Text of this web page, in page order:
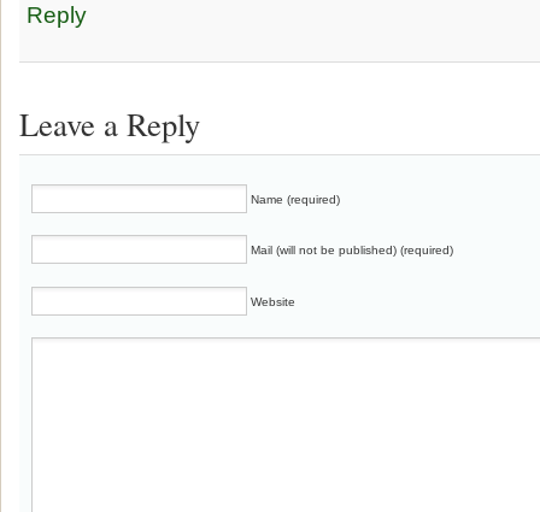
Reply
Leave a Reply
Name (required)
Mail (will not be published) (required)
Website